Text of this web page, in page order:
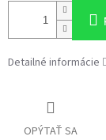
Detailné informácie
OPÝTAŤ SA